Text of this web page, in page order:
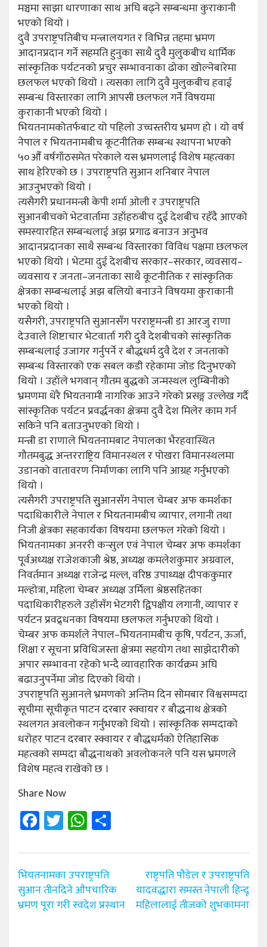
मञ्चमा साझा धारणाका साथ अघि बढ्ने सम्बन्धमा कुराकानी
भएको थियो ।
दुवै उपराष्ट्रपतिबीच मन्त्रालयगत र विभिन्न तहमा भ्रमण
आदानप्रदान गर्ने सहमति हुनुका साथै दुवै मुलुकबीच धार्मिक
सांस्कृतिक पर्यटनको प्रचुर सम्भावनाका ढोका खोल्नेबारेमा
छलफल भएको थियो । त्यसका लागि दुवै मुलुकबीच हवाई
सम्बन्ध विस्तारका लागि आपसी छलफल गर्ने विषयमा
कुराकानी भएको थियो ।
भियतनामकोतर्फबाट यो पहिलो उच्चस्तरीय भ्रमण हो । यो वर्ष
नेपाल र भियतनामबीच कूटनीतिक सम्बन्ध स्थापना भएको
५०औँ वर्षगाँठसमेत परेकाले यस भ्रमणलाई विशेष महत्वका
साथ हेरिएको छ । उपराष्ट्रपति सुआन शनिबार नेपाल
आउनुभएको थियो ।
त्यसैगरी प्रधानमन्त्री केपी शर्मा ओली र उपराष्ट्रपति
सुआनबीचको भेटवार्तामा उहाँहरुबीच दुई देशबीच रहँदै आएको
समस्यारहित सम्बन्धलाई अझ प्रगाढ बनाउन अनुभव
आदानप्रदानका साथै सम्बन्ध विस्तारका विविध पक्षमा छलफल
भएको थियो । भेटमा दुई देशबीच सरकार–सरकार, व्यवसाय–
व्यवसाय र जनता–जनताका साथै कूटनीतिक र सांस्कृतिक
क्षेत्रका सम्बन्धलाई अझ बलियो बनाउने विषयमा कुराकानी
भएको थियो ।
यसैगरी, उपराष्ट्रपति सुआनसँग परराष्ट्रमन्त्री डा आरजु राणा
देउवाले शिष्टाचार भेटवार्ता गरी दुवै देशबीचको सांस्कृतिक
सम्बन्धलाई उजागर गर्नुपर्ने र बौद्धधर्म दुवै देश र जनताको
सम्बन्ध विस्तारको एक सबल कडी रहेकामा जोड दिनुभएको
थियो । उहाँले भगवान् गौतम बुद्धको जन्मस्थल लुम्बिनीको
भ्रमणमा धेरै भियतनामी नागरिक आउने गरेको प्रसङ्ग उल्लेख गर्दै
सांस्कृतिक पर्यटन प्रवर्द्धनका क्षेत्रमा दुवै देश मिलेर काम गर्न
सकिने पनि बताउनुभएको थियो ।
मन्त्री डा राणाले भियतनामबाट नेपालका भैरहवास्थित
गौतमबुद्ध अन्तरराष्ट्रिय विमानस्थल र पोखरा विमानस्थलमा
उडानको वातावरण निर्माणका लागि पनि आग्रह गर्नुभएको
थियो ।
त्यसैगरी उपराष्ट्रपति सुुआनसँग नेपाल चेम्बर अफ कमर्शका
पदाधिकारीले नेपाल र भियतनामबीच व्यापार, लगानी तथा
निजी क्षेत्रका सहकार्यका विषयमा छलफल गरेको थियो ।
भियतनामका अनररी कन्सुल एवं नेपाल चेम्बर अफ कमर्शका
पूर्वअध्यक्ष राजेशकाजी श्रेष्ठ, अध्यक्ष कमलेशकुमार अग्रवाल,
निवर्तमान अध्यक्ष राजेन्द्र मल्ल, वरिष्ठ उपाध्यक्ष दीपककुमार
मल्होत्रा, महिला चेम्बर अध्यक्ष उर्मिला श्रेष्ठसहितका
पदाधिकारीहरुले उहाँसँग भेटगरी द्विपक्षीय लगानी, व्यापार र
पर्यटन प्रवद्र्धनका विषयमा छलफल गर्नुभएको थियो ।
चेम्बर अफ कमर्शले नेपाल–भियतनामबीच कृषि, पर्यटन, ऊर्जा,
शिक्षा र सूचना प्रविधिजस्ता क्षेत्रमा सहयोग तथा साझेदारीको
अपार सम्भावना रहेको भन्दै व्यावहारिक कार्यक्रम अघि
बढाउनुपर्नेमा जोड दिएको थियो ।
उपराष्ट्रपति सुआनले भ्रमणको अन्तिम दिन सोमबार विश्वसम्पदा
सूचीमा सूचीकृत पाटन दरबार स्क्वायर र बौद्धनाथ क्षेत्रको
स्थलगत अवलोकन गर्नुभएको थियो । सांस्कृतिक सम्पदाको
धरोहर पाटन दरबार स्क्वायर र बौद्धधर्मको ऐतिहासिक
महत्वको सम्पदा बौद्धनाथको अवलोकनले पनि यस भ्रमणले
विशेष महत्व राखेको छ ।
Share Now
Facebook
TwitterWhatsApp
Post
navigation
भियतनामका उपराष्ट्रपति
सुआन तीनदिने औपचारिक
भ्रमण पूरा गरी स्वदेश प्रस्थान
राष्ट्रपति पौडेल र उपराष्ट्रपति
यादवद्धारा समस्त नेपाली हिन्दू
महिलालाई तीजको शुभकामना